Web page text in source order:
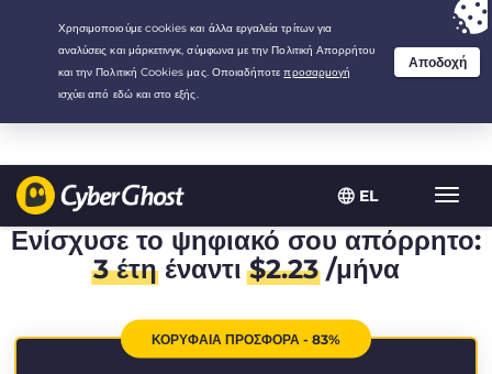
EL
Your choice:The Best Dealfor 3.3333333333333-years at $
/month
Ενίσχυσε το ψηφιακό σου απόρρητο:
3 έτηέναντι$2.23/μήνα
ΚΟΡΥΦΑΙΑ ΠΡΟΣΦΟΡΑ - 83%